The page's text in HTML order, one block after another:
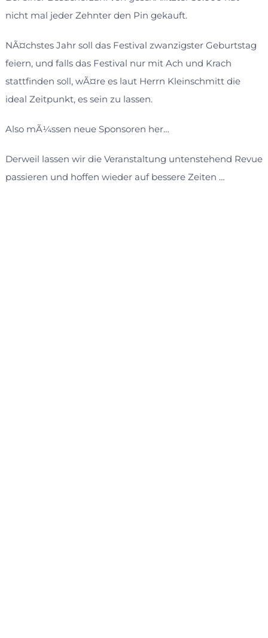
nicht mal jeder Zehnter den Pin gekauft.
NÃ¤chstes Jahr soll das Festival zwanzigster Geburtstag
feiern, und falls das Festival nur mit Ach und Krach
stattfinden soll, wÃ¤re es laut Herrn Kleinschmitt die
ideal Zeitpunkt, es sein zu lassen.
Also mÃ¼ssen neue Sponsoren her…
Derweil lassen wir die Veranstaltung untenstehend Revue
passieren und hoffen wieder auf bessere Zeiten …